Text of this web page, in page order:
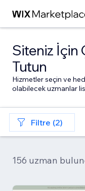
Siteniz İçin
Tutun
Hizmetler seçin ve
olabilecek uzmanlar
Filtre (2)
156 uzman